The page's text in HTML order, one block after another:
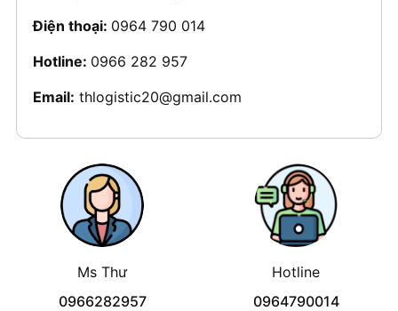
Điện thoại: 0964 790 014
Hotline: 0966 282 957
Email: thlogistic20@gmail.com
Ms Thư
0966282957
Hotline
0964790014